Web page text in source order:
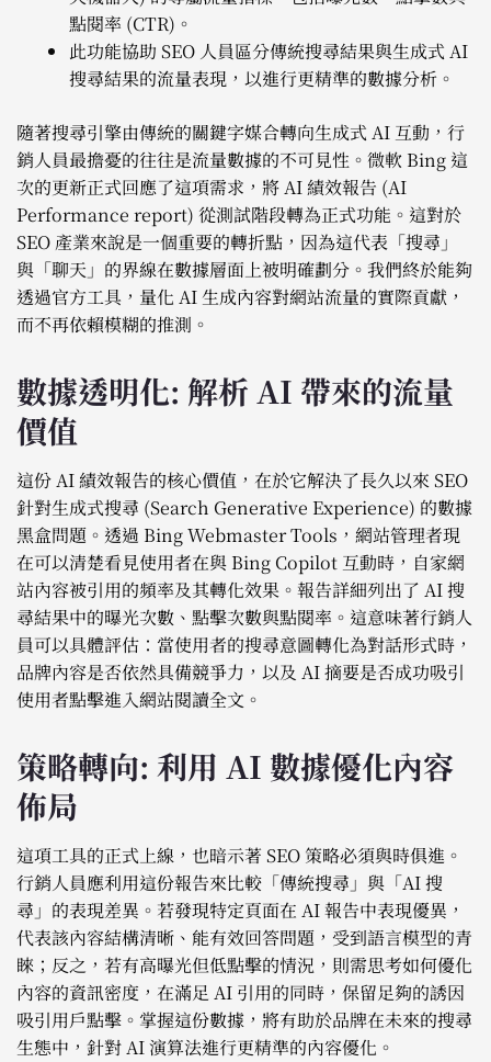
點閱率 (CTR)。
此功能協助 SEO 人員區分傳統搜尋結果與生成式 AI
搜尋結果的流量表現，以進行更精準的數據分析。
隨著搜尋引擎由傳統的關鍵字媒合轉向生成式 AI 互動，行
銷人員最擔憂的往往是流量數據的不可見性。微軟 Bing 這
次的更新正式回應了這項需求，將 AI 績效報告 (AI
Performance report) 從測試階段轉為正式功能。這對於
SEO 產業來說是一個重要的轉折點，因為這代表「搜尋」
與「聊天」的界線在數據層面上被明確劃分。我們終於能夠
透過官方工具，量化 AI 生成內容對網站流量的實際貢獻，
而不再依賴模糊的推測。
數據透明化: 解析 AI 帶來的流量
價值
這份 AI 績效報告的核心價值，在於它解決了長久以來 SEO
針對生成式搜尋 (Search Generative Experience) 的數據
黑盒問題。透過 Bing Webmaster Tools，網站管理者現
在可以清楚看見使用者在與 Bing Copilot 互動時，自家網
站內容被引用的頻率及其轉化效果。報告詳細列出了 AI 搜
尋結果中的曝光次數、點擊次數與點閱率。這意味著行銷人
員可以具體評估：當使用者的搜尋意圖轉化為對話形式時，
品牌內容是否依然具備競爭力，以及 AI 摘要是否成功吸引
使用者點擊進入網站閱讀全文。
策略轉向: 利用 AI 數據優化內容
佈局
這項工具的正式上線，也暗示著 SEO 策略必須與時俱進。
行銷人員應利用這份報告來比較「傳統搜尋」與「AI 搜
尋」的表現差異。若發現特定頁面在 AI 報告中表現優異，
代表該內容結構清晰、能有效回答問題，受到語言模型的青
睞；反之，若有高曝光但低點擊的情況，則需思考如何優化
內容的資訊密度，在滿足 AI 引用的同時，保留足夠的誘因
吸引用戶點擊。掌握這份數據，將有助於品牌在未來的搜尋
生態中，針對 AI 演算法進行更精準的內容優化。